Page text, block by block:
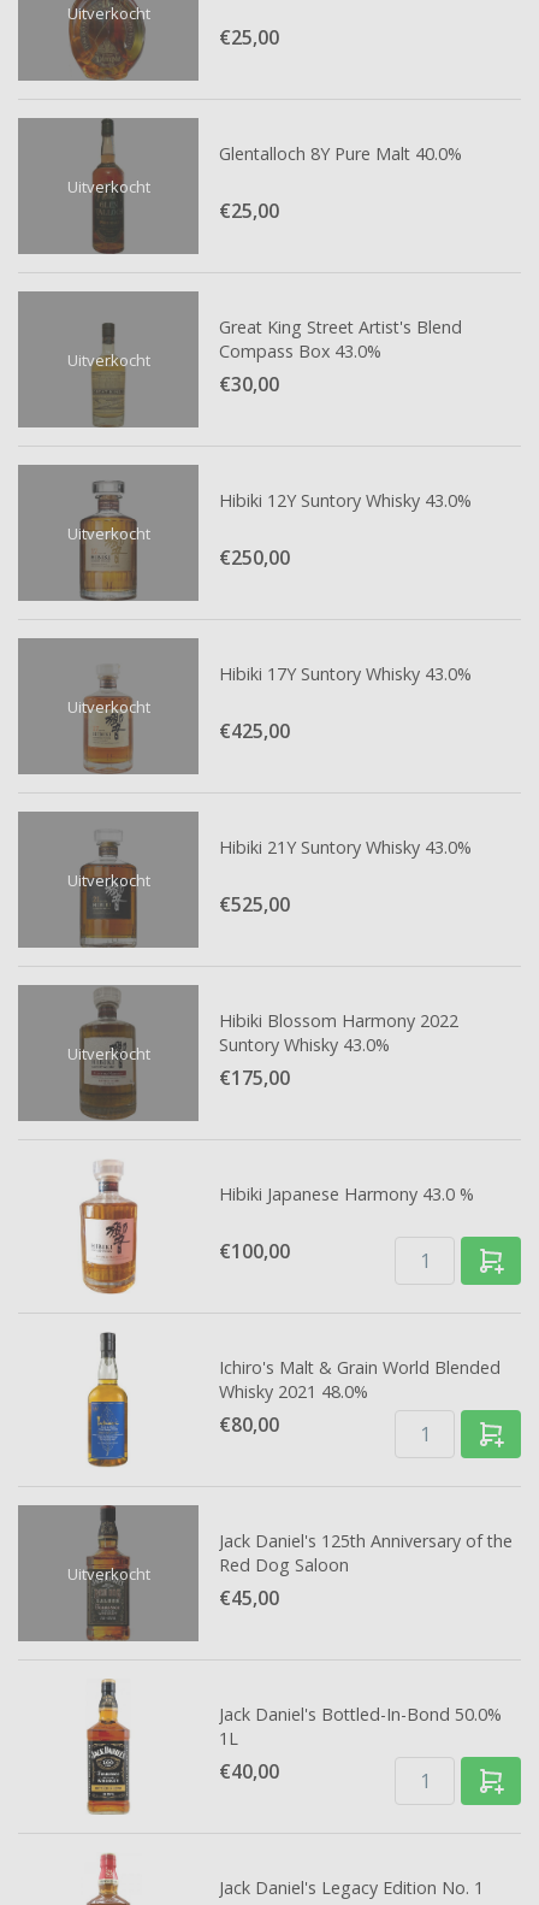
Uitverkocht
€25,00
Uitverkocht
Glentalloch 8Y Pure Malt 40.0%
€25,00
Uitverkocht
Great King Street Artist's Blend
Compass Box 43.0%
€30,00
Uitverkocht
Hibiki 12Y Suntory Whisky 43.0%
€250,00
Uitverkocht
Hibiki 17Y Suntory Whisky 43.0%
€425,00
Uitverkocht
Hibiki 21Y Suntory Whisky 43.0%
€525,00
Uitverkocht
Hibiki Blossom Harmony 2022
Suntory Whisky 43.0%
€175,00
Hibiki Japanese Harmony 43.0 %
€100,00
Ichiro's Malt & Grain World Blended
Whisky 2021 48.0%
€80,00
Uitverkocht
Jack Daniel's 125th Anniversary of the
Red Dog Saloon
€45,00
Jack Daniel's Bottled-In-Bond 50.0%
1L
€40,00
Jack Daniel's Legacy Edition No. 1